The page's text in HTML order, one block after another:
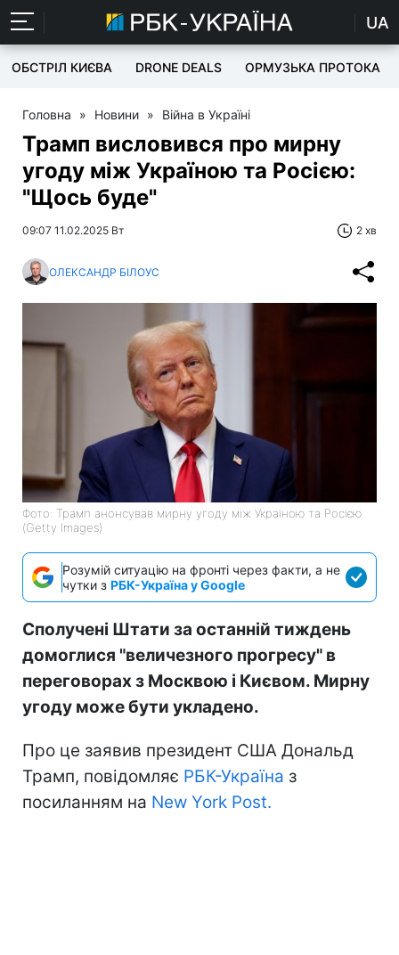
UA
ОБСТРІЛ КИЄВА DRONE DEALS ОРМУЗЬКА ПРОТОКА
Головна » Новини » Війна в Україні
Трамп висловився про мирну
угоду між Україною та Росією:
"Щось буде"
09:07 11.02.2025 Вт 2 хв
ОЛЕКСАНДР БІЛОУС
Фото: Трамп анонсував мирну угоду між Україною та Росією
(Getty Images)
Розумій ситуацію на фронті через факти, а не
чутки з РБК-Україна у Google
Сполучені Штати за останній тиждень
домоглися "величезного прогресу" в
переговорах з Москвою і Києвом. Мирну
угоду може бути укладено.
Про це заявив президент США Дональд
Трамп, повідомляє РБК-Україна з
посиланням на New York Post.